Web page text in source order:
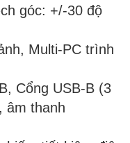
góc: +/-30 độ
Multi-PC trình
Cổng USB-B (3
âm thanh